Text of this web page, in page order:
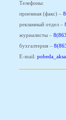
Телефоны:
приемная (факс) –
рекламный отдел –
журналисты –
бухгалтерия –
E-mail: